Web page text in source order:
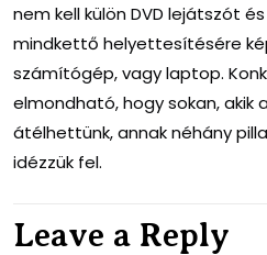
nem kell külön DVD lejátszót
mindkettő helyettesítésére
számítógép, vagy laptop.
elmondható, hogy sokan, akik
átélhettünk, annak néhány
idézzük fel.
Leave a Reply